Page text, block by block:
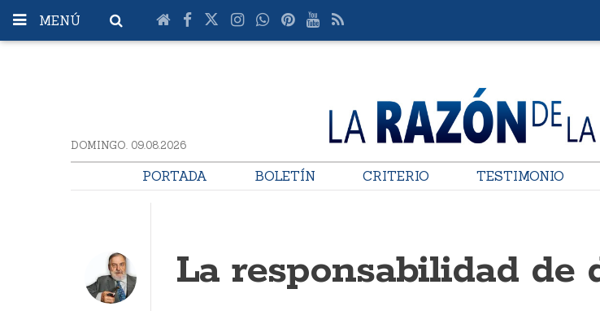
MENÚ
DOMINGO. 09.08.2026
PORTADA BOLETÍN CRITERIO TESTIMONIO
La responsabilidad de